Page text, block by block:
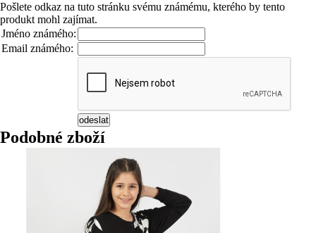
Pošlete odkaz na tuto stránku svému známému, kterého by tento
produkt mohl zajímat.
Jméno známého:
Email známého:
Podobné zboží